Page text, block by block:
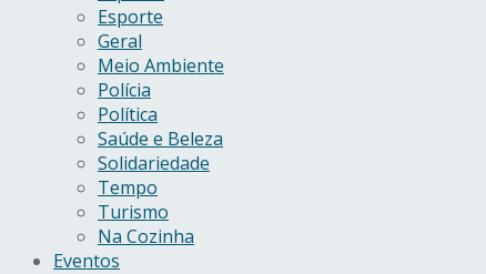
Esporte
Geral
Meio Ambiente
Polícia
Política
Saúde e Beleza
Solidariedade
Tempo
Turismo
Na Cozinha
Eventos